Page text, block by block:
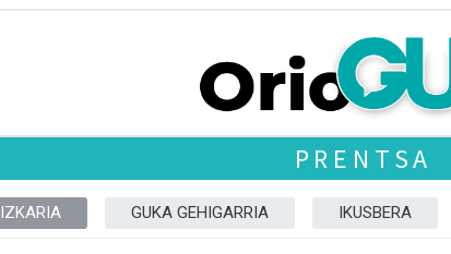
PRENTSA
GUKA GEHIGARRIA IKUSBERA